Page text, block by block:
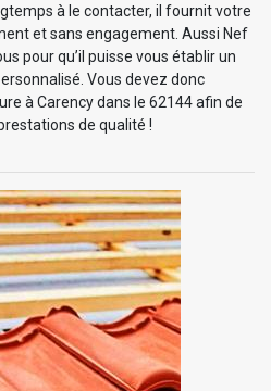
à le contacter, il fournit votre
et sans engagement. Aussi Nef
pour qu’il puisse vous établir un
Vous devez donc
à Carency dans le 62144 afin de
de qualité !